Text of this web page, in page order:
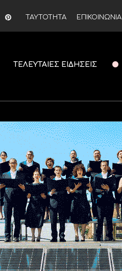
ΤΑΥΤΟΤΗΤΑ ΕΠΙΚΟΙΝΩΝΙΑ
ΤΕΛΕΥΤΑΙΕΣ ΕΙΔΗΣΕΙΣ